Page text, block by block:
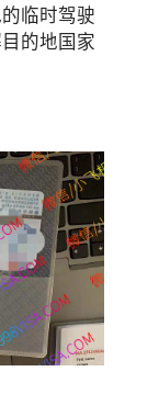
临时驾驶
的地国家